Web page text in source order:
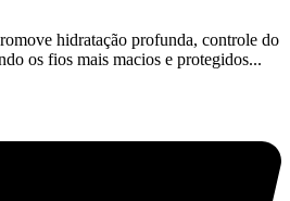
hidratação profunda, controle do
os fios mais macios e protegidos...